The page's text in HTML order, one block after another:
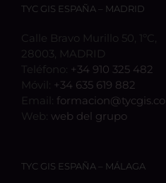
TYC GIS ESPAÑA – MADRID
Calle Bravo Murillo 50, 1ºC,
28003, MADRID
Teléfono: +34 910 325 482
Móvil: +34 635 619 882
Email:
Web: web del grupo
TYC GIS ESPAÑA – MÁLAGA